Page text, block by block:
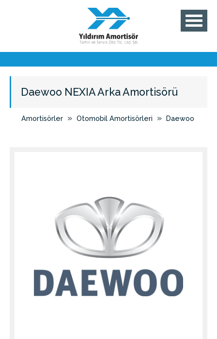
Daewoo NEXIA Arka Amortisörü
Amortisörler » Otomobil Amortisörleri » Daewoo